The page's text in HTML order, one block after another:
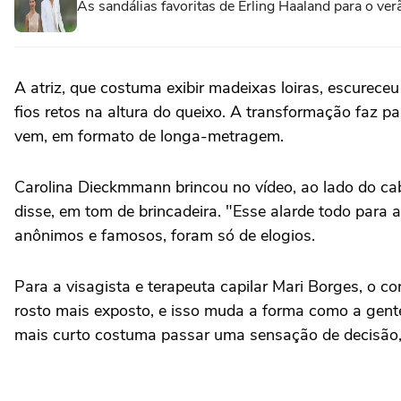
As sandálias favoritas de Erling Haaland para o
A atriz, que costuma exibir madeixas loiras,
fios retos na altura do queixo. A transformação faz
vem, em formato de longa-metragem.
Carolina Dieckmmann brincou no vídeo, ao lado do
disse, em tom de brincadeira. "Esse alarde todo para
anônimos e famosos, foram só de elogios.
Para a visagista e terapeuta capilar Mari Borges, o
rosto mais exposto, e isso muda a forma como a
mais curto costuma passar uma sensação de